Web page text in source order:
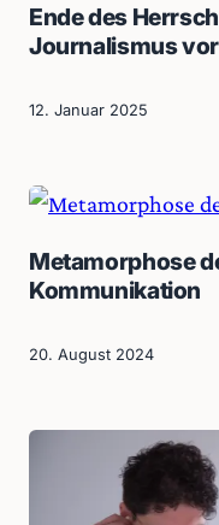
Ende des
Journalismus
12. Januar 2025
Metamorphose
Kommunikation
20. August 2024